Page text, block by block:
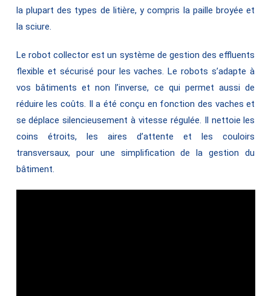
la plupart des types de litière, y compris la paille broyée et
la sciure.
Le robot collector est un système de gestion des effluents
flexible et sécurisé pour les vaches. Le robots s’adapte à
vos bâtiments et non l’inverse, ce qui permet aussi de
réduire les coûts. Il a été conçu en fonction des vaches et
se déplace silencieusement à vitesse régulée. Il nettoie les
coins étroits, les aires d’attente et les couloirs
transversaux, pour une simplification de la gestion du
bâtiment.